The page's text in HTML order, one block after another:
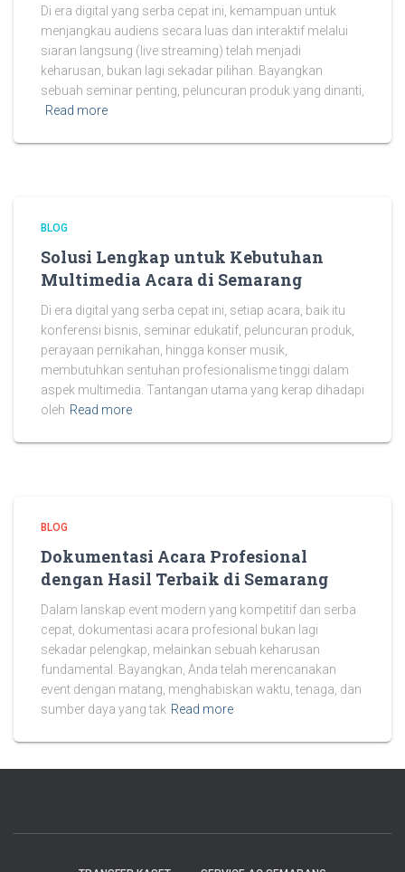
Di era digital yang serba cepat ini, kemampuan untuk
menjangkau audiens secara luas dan interaktif melalui
siaran langsung (live streaming) telah menjadi
keharusan, bukan lagi sekadar pilihan. Bayangkan
sebuah seminar penting, peluncuran produk yang dinanti,
Read more
BLOG
Solusi Lengkap untuk Kebutuhan
Multimedia Acara di Semarang
Di era digital yang serba cepat ini, setiap acara, baik itu
konferensi bisnis, seminar edukatif, peluncuran produk,
perayaan pernikahan, hingga konser musik,
membutuhkan sentuhan profesionalisme tinggi dalam
aspek multimedia. Tantangan utama yang kerap dihadapi
oleh Read more
BLOG
Dokumentasi Acara Profesional
dengan Hasil Terbaik di Semarang
Dalam lanskap event modern yang kompetitif dan serba
cepat, dokumentasi acara profesional bukan lagi
sekadar pelengkap, melainkan sebuah keharusan
fundamental. Bayangkan, Anda telah merencanakan
event dengan matang, menghabiskan waktu, tenaga, dan
sumber daya yang tak Read more